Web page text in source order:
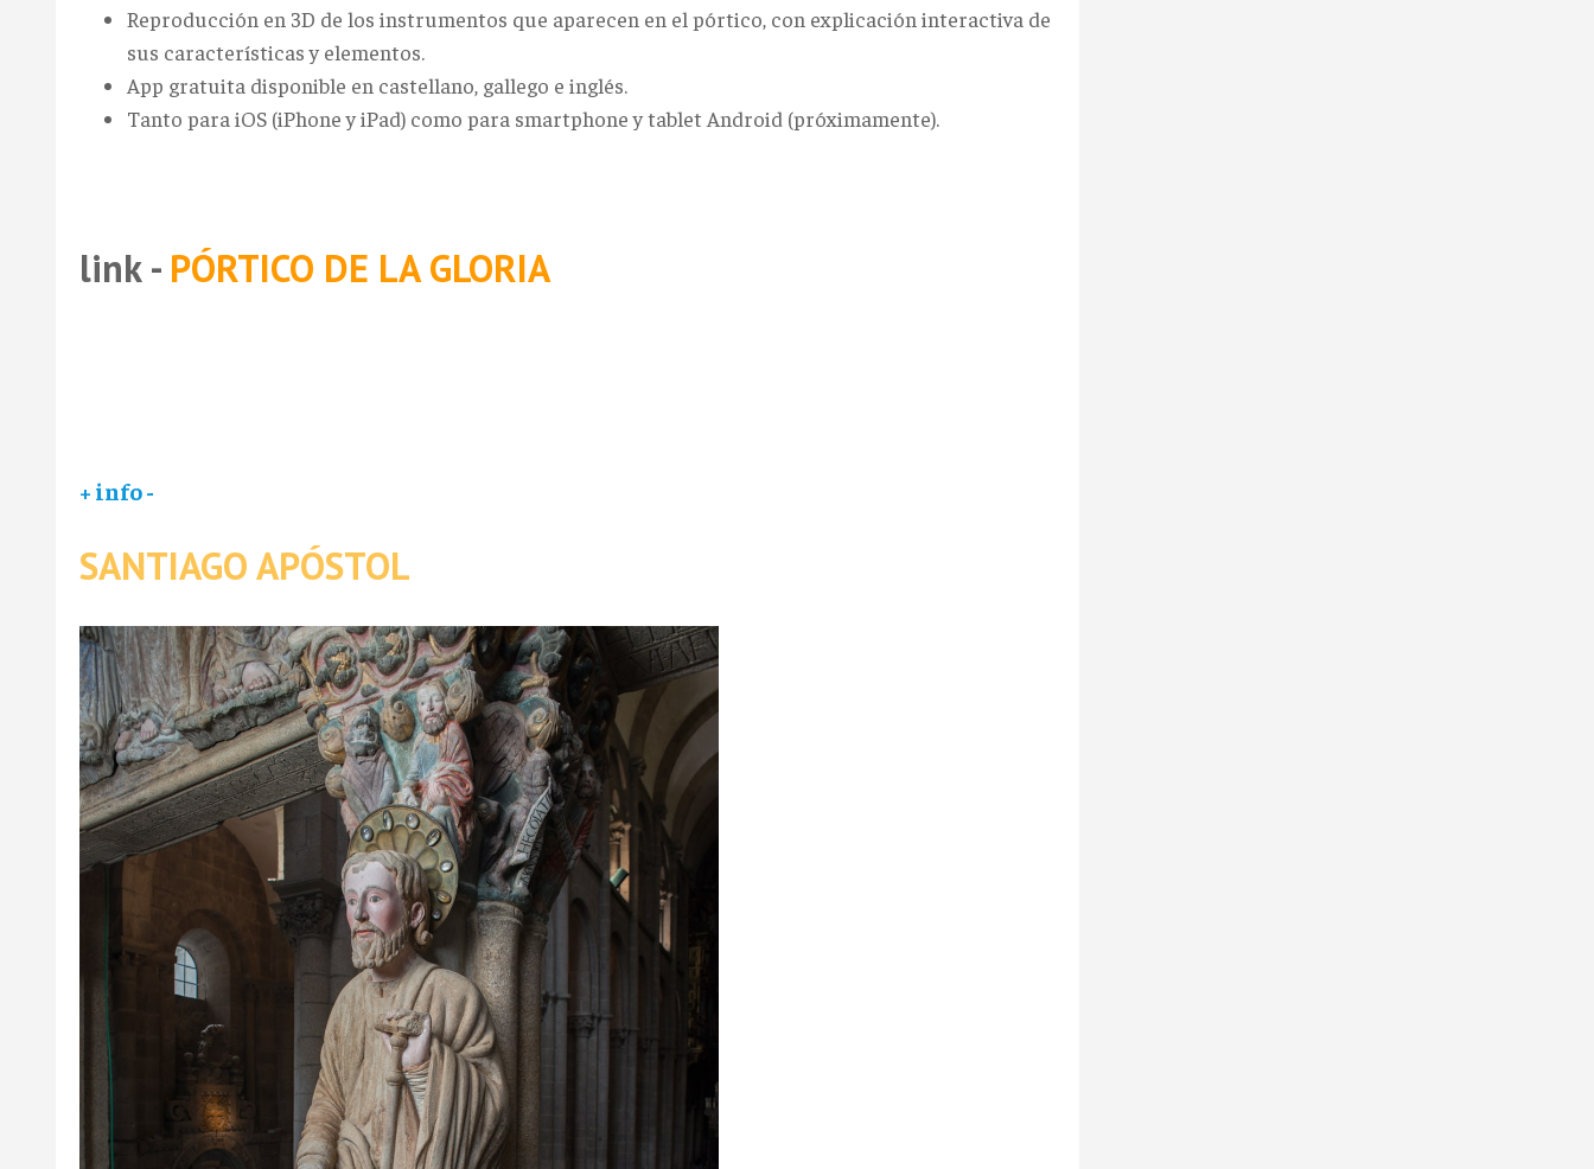
Reproducción en 3D de los instrumentos que aparecen en el pórtico, con explicación interactiva de
sus características y elementos.
App gratuita disponible en castellano, gallego e inglés.
Tanto para iOS (iPhone y iPad) como para smartphone y tablet Android (próximamente).
link - PÓRTICO DE LA GLORIA
+ info -
SANTIAGO APÓSTOL